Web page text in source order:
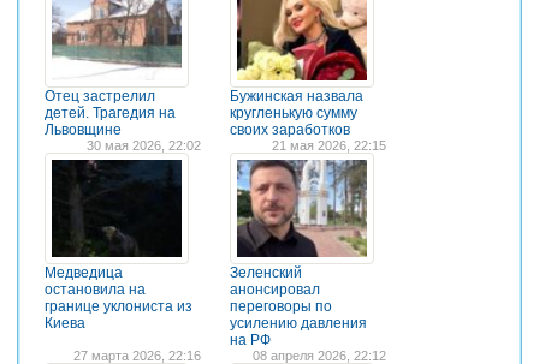
Отец застрелил
детей. Трагедия на
Львовщине
Бужинская назвала
кругленькую сумму
своих заработков
30 мая 2026, 22:02
Медведица
остановила на
границе уклониста из
Киева
21 мая 2026, 22:15
Зеленский
анонсировал
переговоры по
усилению давления
на РФ
27 марта 2026, 22:16 08 апреля 2026, 22:12